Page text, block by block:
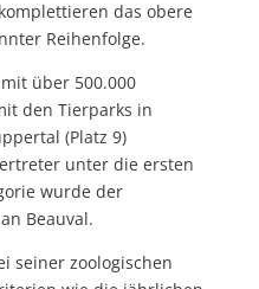
das obere
Reihenfolge.
über 500.000
den Tierparks in
(Platz 9)
unter die ersten
wurde der
Beauval.
seiner zoologischen